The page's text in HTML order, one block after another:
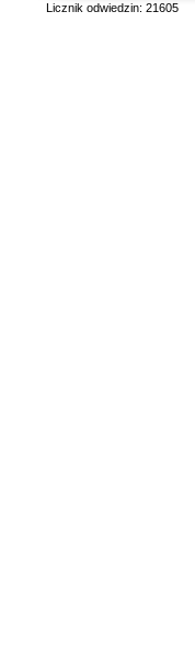
Licznik odwiedzin: 21605